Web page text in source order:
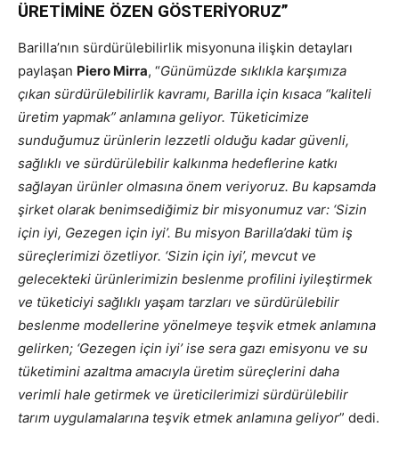
ÜRETİMİNE ÖZEN GÖSTERİYORUZ”
Barilla’nın sürdürülebilirlik misyonuna ilişkin detayları
paylaşan Piero Mirra, “Günümüzde sıklıkla karşımıza
çıkan sürdürülebilirlik kavramı, Barilla için kısaca “kaliteli
üretim yapmak” anlamına geliyor. Tüketicimize
sunduğumuz ürünlerin lezzetli olduğu kadar güvenli,
sağlıklı ve sürdürülebilir kalkınma hedeflerine katkı
sağlayan ürünler olmasına önem veriyoruz. Bu kapsamda
şirket olarak benimsediğimiz bir misyonumuz var: ‘Sizin
için iyi, Gezegen için iyi’. Bu misyon Barilla’daki tüm iş
süreçlerimizi özetliyor. ‘Sizin için iyi’, mevcut ve
gelecekteki ürünlerimizin beslenme profilini iyileştirmek
ve tüketiciyi sağlıklı yaşam tarzları ve sürdürülebilir
beslenme modellerine yönelmeye teşvik etmek anlamına
gelirken; ‘Gezegen için iyi’ ise sera gazı emisyonu ve su
tüketimini azaltma amacıyla üretim süreçlerini daha
verimli hale getirmek ve üreticilerimizi sürdürülebilir
tarım uygulamalarına teşvik etmek anlamına geliyor” dedi.